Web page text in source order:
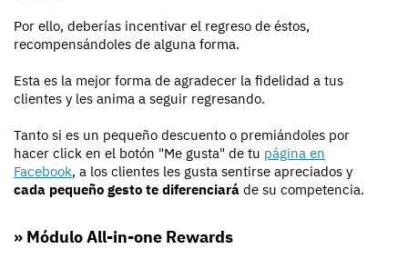
Por ello, deberías incentivar el regreso de éstos,
recompensándoles de alguna forma.
Esta es la mejor forma de agradecer la fidelidad a tus
clientes y les anima a seguir regresando.
Tanto si es un pequeño descuento o premiándoles por
hacer click en el botón "Me gusta" de tu página en
Facebook, a los clientes les gusta sentirse apreciados y
cada pequeño gesto te diferenciará de su competencia.
» Módulo All-in-one Rewards